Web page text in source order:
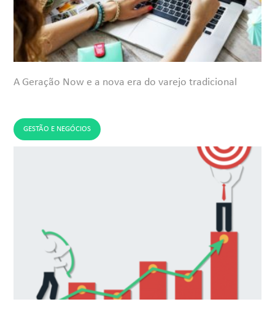
A Geração Now e a nova era do varejo tradicional
GESTÃO E NEGÓCIOS